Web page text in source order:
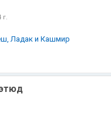
Ладак и Кашмир